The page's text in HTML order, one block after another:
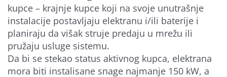
kupce – krajnje kupce koji na svoje unutrašnje
instalacije postavljaju elektranu i/ili baterije i
planiraju da višak struje predaju u mrežu ili
pružaju usluge sistemu.
Da bi se stekao status aktivnog kupca, elektrana
mora biti instalisane snage najmanje 150 kW, a